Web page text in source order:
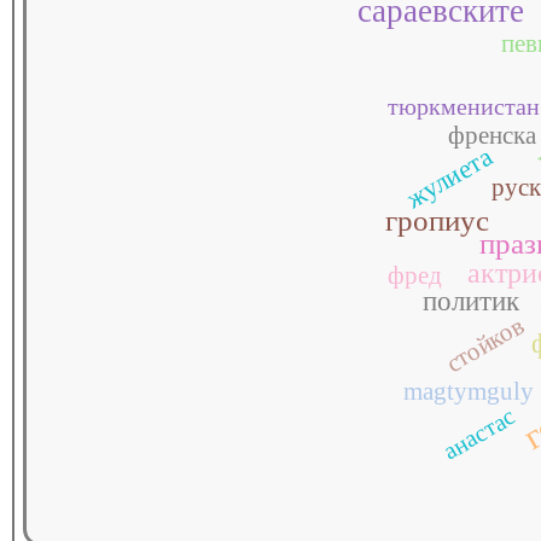
сараевските
гропиус
политик
жулиета
magtymguly
стойков
фред
френска
анастас
тюркменистан